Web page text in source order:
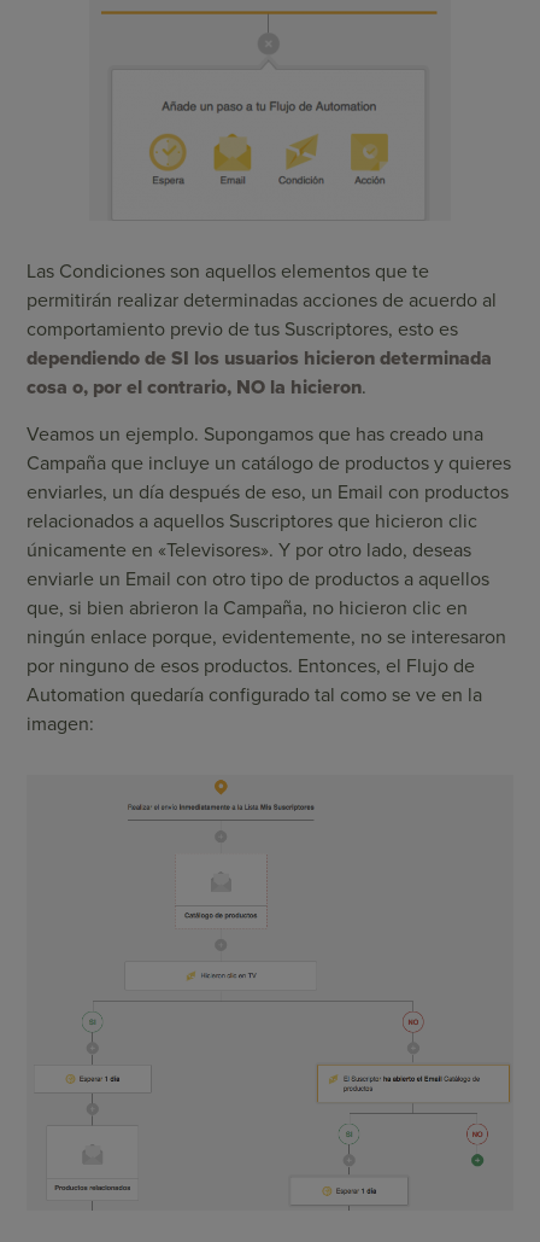
Las Condiciones son aquellos elementos que te
permitirán realizar determinadas acciones de acuerdo al
comportamiento previo de tus Suscriptores, esto es
dependiendo de SI los usuarios hicieron determinada
cosa o, por el contrario, NO la hicieron.
Veamos un ejemplo. Supongamos que has creado una
Campaña que incluye un catálogo de productos y quieres
enviarles, un día después de eso, un Email con productos
relacionados a aquellos Suscriptores que hicieron clic
únicamente en «Televisores». Y por otro lado, deseas
enviarle un Email con otro tipo de productos a aquellos
que, si bien abrieron la Campaña, no hicieron clic en
ningún enlace porque, evidentemente, no se interesaron
por ninguno de esos productos. Entonces, el Flujo de
Automation quedaría configurado tal como se ve en la
imagen: